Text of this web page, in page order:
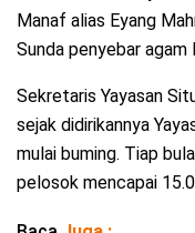
Manaf alias Eyang
Sunda penyebar agam
Sekretaris Yayasan
sejak didirikannya
mulai buming. Tiap
pelosok mencapai